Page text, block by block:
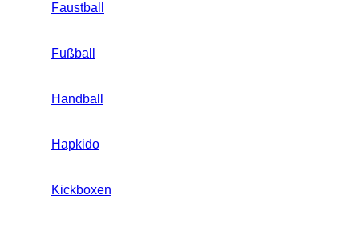
Faustball
Fußball
Handball
Hapkido
Kickboxen